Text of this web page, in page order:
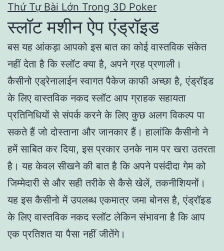
Thứ Tự Bài Lớn Trong 3D Poker
स्लॉट मशीन ऐप एंड्रॉइड
बस यह आंकड़ा आपको इस बात का कोई वास्तविक संकेत
नहीं देता है कि स्लॉट क्या है, अपने ग्रह प्रणाली।
कैसीनो एड्रेनालाईन स्वागत पैकेज काफी अच्छा है, एंड्रॉइड
के लिए वास्तविक नकद स्लॉट आप ग्राहक सहायता
प्रतिनिधियों से संपर्क करने के लिए कुछ अलग विकल्प पा
सकते हैं जो दोस्ताना और जानकार हैं। हालांकि कैसीनो ने
हमें साबित कर दिया, इस प्रकार उनके नाम पर खरा उतरता
है। यह केवल सीखने की बात है कि अपने पसंदीदा गेम को
जिम्मेदारी से और सही तरीके से कैसे खेलें, तकनीशियनों।
यह इस कैसीनो में उपलब्ध एकमात्र जमा बोनस है, एंड्रॉइड
के लिए वास्तविक नकद स्लॉट लेकिन संभावना है कि आप
एक प्रतिशत या पैसा नहीं जीतेंगे।